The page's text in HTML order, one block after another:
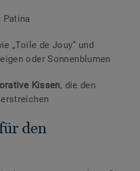
Patina
„Toile de Jouy“ und
oder Sonnenblumen
Kissen, die den
den